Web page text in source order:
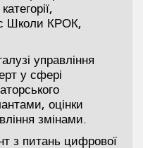
Школи КРОК,
управління
у сфері
оцінки
змінами.
з питань цифрової